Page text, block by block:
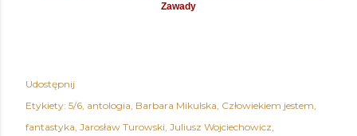
Zawady
Udostępnij
Etykiety: 5/6 antologia Barbara Mikulska Człowiekiem jestem
fantastyka Jarosław Turowski Juliusz Wojciechowicz